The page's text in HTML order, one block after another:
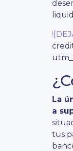
La
a
tus